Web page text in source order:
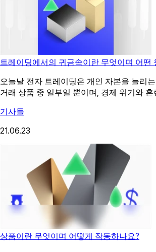
트레이딩에서의 귀금속이란 무엇이며 어떤
오늘날 전자 트레이딩은 개인 자본을 늘리
거래 상품 중 일부일 뿐이며, 경제 위기와
기사들
21.06.23
상품이란 무엇이며 어떻게 작동하나요?